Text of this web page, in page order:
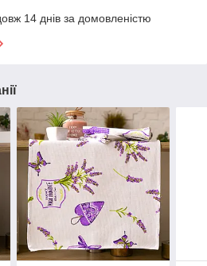
14 днів за домовленістю